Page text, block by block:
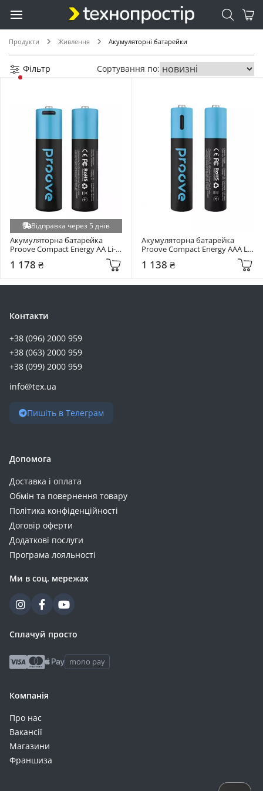
Продукти Живлення Акумуляторні батарейки
Фільтр Сортування по:
Відправка через 5 днів
Акумуляторна батарейка
Proove Compact Energy AA Li-
(RBCE26010008)
1 178 ₴
Акумуляторна батарейка
Proove Compact Energy AAA Li-
1 138 ₴
Контакти
+38 (096) 2000 959
+38 (063) 2000 959
+38 (099) 2000 959
info@tex.ua
Пишіть в Телеграм
Допомога
Доставка і оплата
Обмін та повернення товару
Політика конфіденційності
Договір оферти
Додаткові послуги
Програма лояльності
Ми в соц. мережах
Сплачуй просто
mono pay
Компанія
Про нас
Вакансії
Магазини
Франшиза